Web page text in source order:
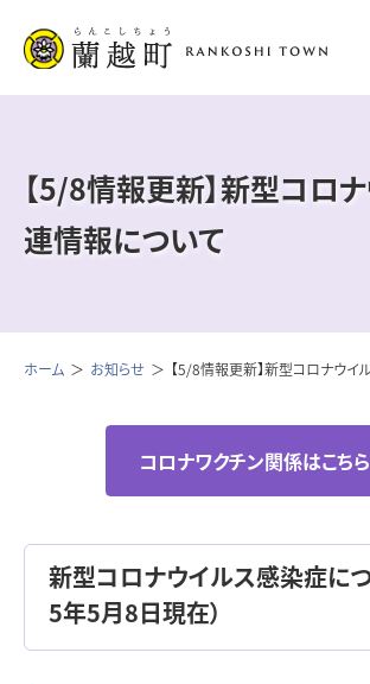
【5/8情報更新】新型コロ
連情報について
ホーム お知らせ 【5/8情報更新】新型コロナウイ
コロナワクチン関係はこちら
新型コロナウイルス感染症につ
5年5月8日現在）